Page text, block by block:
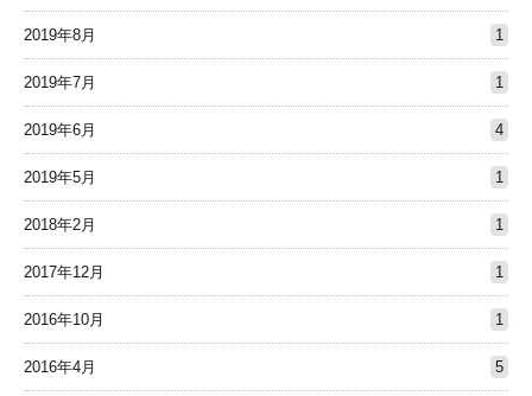
2019年8月 1
2019年7月 1
2019年6月 4
2019年5月 1
2018年2月 1
2017年12月 1
2016年10月 1
2016年4月 5